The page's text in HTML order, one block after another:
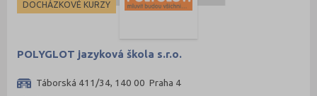
DOCHÁZKOVÉ KURZY
POLYGLOT jazyková škola s.r.o.
Táborská 411/34, 140 00 Praha 4